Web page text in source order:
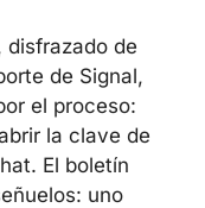
disfrazado de
de Signal,
el proceso:
la clave de
El boletín
uno